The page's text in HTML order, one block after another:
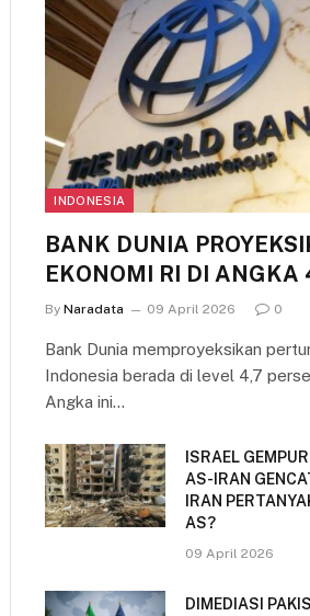
INDONESIA
BANK DUNIA
EKONOMI RI DI ANGKA
By Naradata 09 April 2026 0
Bank Dunia memproyeksikan
Indonesia berada di level 4,7
Angka ini…
ISRAEL
AS-IRAN
IRAN
AS?
09 April 2026
DIMEDIASI